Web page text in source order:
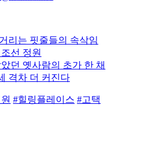
리는 핏줄들의 속삭임
선 정원
던 옛사람의 초가 한 채
격차 더 커진다
#힐링플레이스 #고택